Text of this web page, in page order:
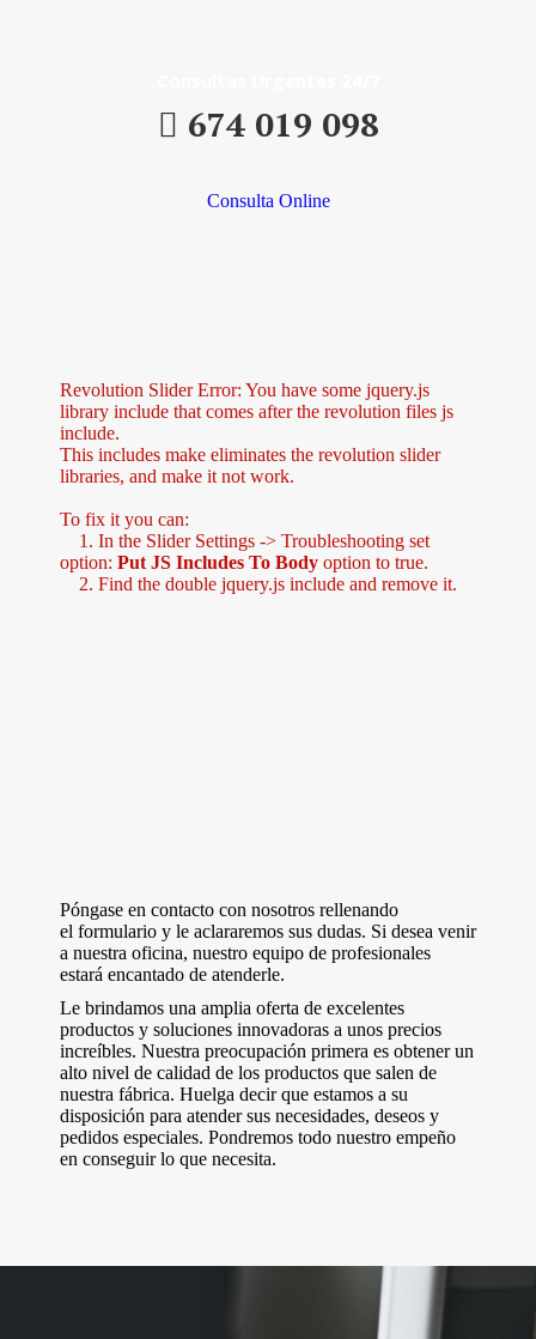
674 019 098
Consulta Online
Revolution Slider Error: You have some jquery.js
library include that comes after the revolution files js
include.
This includes make eliminates the revolution slider
libraries, and make it not work.
To fix it you can:
1. In the Slider Settings -> Troubleshooting set
option: Put JS Includes To Body option to true.
2. Find the double jquery.js include and remove it.
Póngase en contacto con nosotros rellenando
el formulario y le aclararemos sus dudas. Si desea venir
a nuestra oficina, nuestro equipo de profesionales
estará encantado de atenderle.
Le brindamos una amplia oferta de excelentes
productos y soluciones innovadoras a unos precios
increíbles. Nuestra preocupación primera es obtener un
alto nivel de calidad de los productos que salen de
nuestra fábrica. Huelga decir que estamos a su
disposición para atender sus necesidades, deseos y
pedidos especiales. Pondremos todo nuestro empeño
en conseguir lo que necesita.